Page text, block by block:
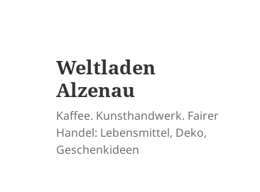
Weltladen
Alzenau
Kaffee. Kunsthandwerk. Fairer
Handel: Lebensmittel, Deko,
Geschenkideen